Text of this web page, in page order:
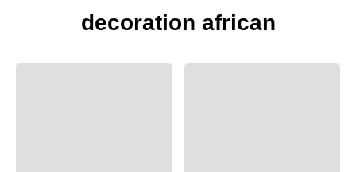
decoration african